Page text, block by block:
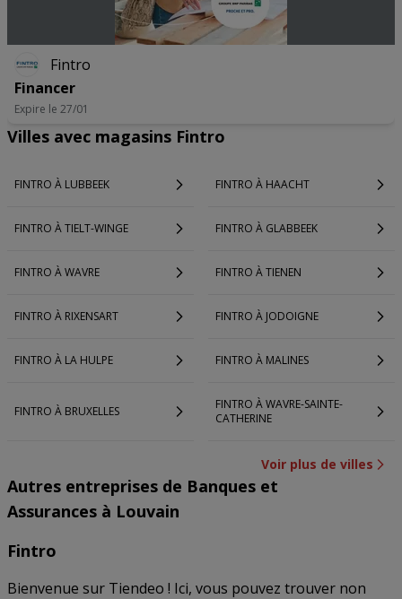
Fintro
Financer
Expire le 27/01
Villes avec magasins Fintro
FINTRO À LUBBEEK FINTRO À HAACHT
FINTRO À TIELT-WINGE FINTRO À GLABBEEK
FINTRO À WAVRE FINTRO À TIENEN
FINTRO À RIXENSART FINTRO À JODOIGNE
FINTRO À LA HULPE FINTRO À MALINES
FINTRO À BRUXELLES
FINTRO À WAVRE-SAINTE-
CATHERINE
Voir plus de villes
Autres entreprises de Banques et
Assurances à Louvain
Fintro
Bienvenue sur Tiendeo ! Ici, vous pouvez trouver non